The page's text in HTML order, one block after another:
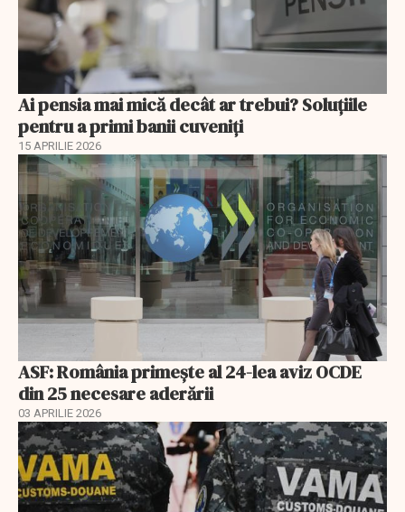
Ai pensia mai mică decât ar trebui? Soluţiile
pentru a primi banii cuveniţi
15 APRILIE 2026
ASF: România primește al 24-lea aviz OCDE
din 25 necesare aderării
03 APRILIE 2026